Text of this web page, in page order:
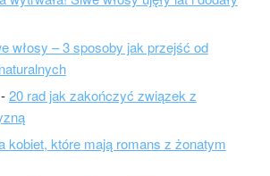
włosy – 3 sposoby jak przejść od
20 rad jak zakończyć związek z
kobiet, które mają romans z żonatym